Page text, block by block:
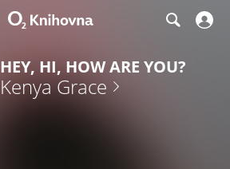
HEY, HI, HOW ARE YOU?
Kenya Grace